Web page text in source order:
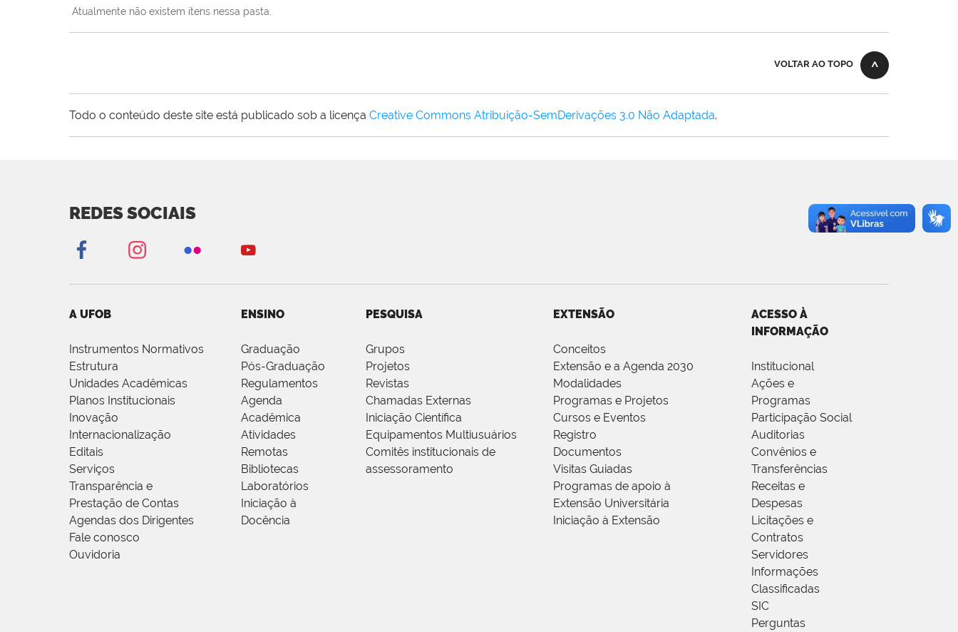
Atualmente não existem itens nessa pasta.
VOLTAR AO TOPO
Todo o conteúdo deste site está publicado sob a licença Creative Commons Atribuição-SemDerivações 3.0 Não Adaptada.
REDES SOCIAIS
A UFOB
Instrumentos Normativos
Estrutura
Unidades Acadêmicas
Planos Institucionais
Inovação
Internacionalização
Editais
Serviços
Transparência e
Prestação de Contas
Agendas dos Dirigentes
Fale conosco
Ouvidoria
ENSINO
Graduação
Pós-Graduação
Regulamentos
Agenda
Acadêmica
Atividades
Remotas
Bibliotecas
Laboratórios
Iniciação à
Docência
PESQUISA
Grupos
Projetos
Revistas
Chamadas Externas
Iniciação Científica
Equipamentos Multiusuários
Comitês institucionais de
assessoramento
EXTENSÃO
Conceitos
Extensão e a Agenda 2030
Modalidades
Programas e Projetos
Cursos e Eventos
Registro
Documentos
Visitas Guiadas
Programas de apoio à
Extensão Universitária
Iniciação à Extensão
ACESSO À
INFORMAÇÃO
Institucional
Ações e
Programas
Participação Social
Auditorias
Convênios e
Transferências
Receitas e
Despesas
Licitações e
Contratos
Servidores
Informações
Classificadas
SIC
Perguntas